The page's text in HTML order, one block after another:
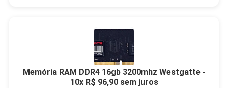
Memória RAM DDR4 16gb 3200mhz Westgatte -
10x R$ 96,90 sem juros